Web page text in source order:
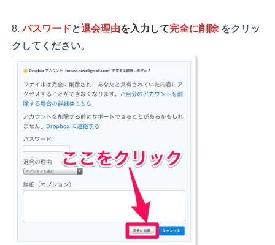
パスワードと退会理由を入力して完全に削除をクリッ
クしてください。